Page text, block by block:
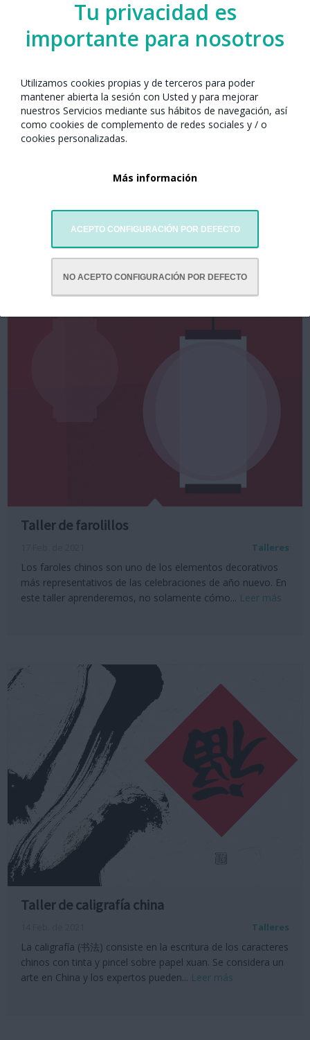
Tu privacidad es
importante para nosotros
Utilizamos cookies propias y de terceros para poder
mantener abierta la sesión con Usted y para mejorar
nuestros Servicios mediante sus hábitos de navegación, así
como cookies de complemento de redes sociales y / o
cookies personalizadas.
Más información
ACEPTO CONFIGURACIÓN POR DEFECTO
NO ACEPTO CONFIGURACIÓN POR DEFECTO
Clase de introducción al chino
Taller de farolillos
Talleres
Los faroles chinos son uno de los elementos decorativos
más representativos de las celebraciones de año nuevo. En
este taller aprenderemos, no solamente cómo... Leer más
Taller de caligrafía china
Talleres
La caligrafía (书法) consiste en la escritura de los caracteres
chinos con tinta y pincel sobre papel xuan. Se considera un
arte en China y los expertos pueden... Leer más